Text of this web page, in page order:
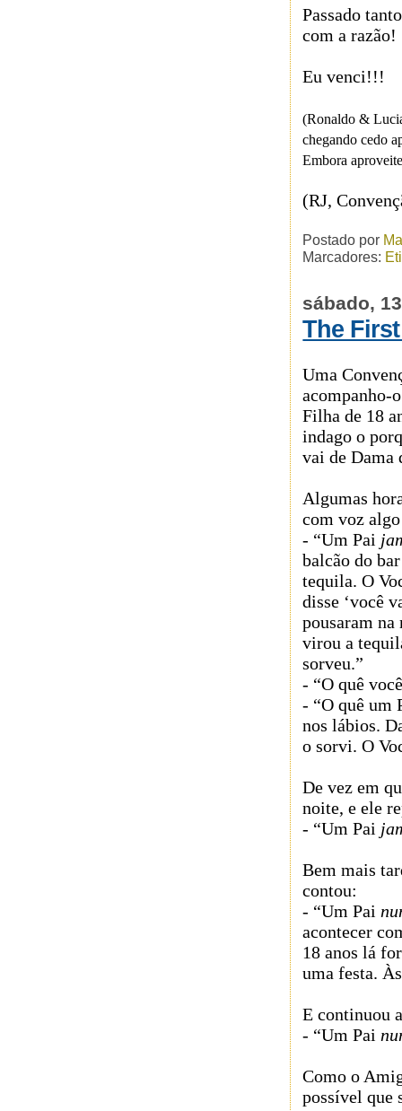
Passado
com a razão!
Eu venci!!!
(Ronaldo &
chegando cedo
Embora
(RJ,
Postado por
Marcadores:
sábado,
The
Uma
acompanho-
Filha de 18
indago o
vai de Dama
Algumas
com voz
- “Um Pai
balcão do
tequila. O
disse ‘você
pousaram na
virou a
sorveu.”
- “O quê
- “O quê um
nos lábios.
o sorvi. O
De vez em
noite, e ele
- “Um Pai
Bem mais
contou:
- “Um Pai
acontecer
18 anos lá
uma festa.
E continuou
- “Um Pai
Como o
possível que